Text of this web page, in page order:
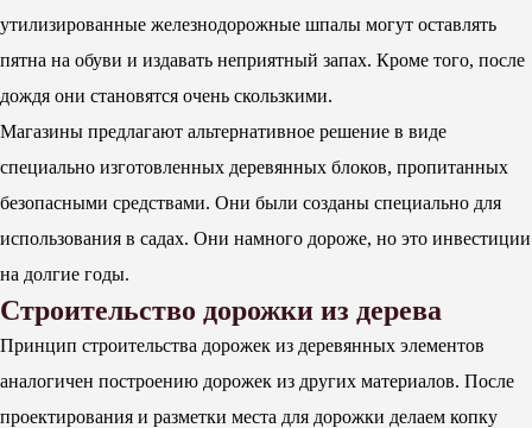
утилизированные железнодорожные шпалы могут оставлять
пятна на обуви и издавать неприятный запах. Кроме того, после
дождя они становятся очень скользкими.
Магазины предлагают альтернативное решение в виде
специально изготовленных деревянных блоков, пропитанных
безопасными средствами. Они были созданы специально для
использования в садах. Они намного дороже, но это инвестиции
на долгие годы.
Строительство дорожки из дерева
Принцип строительства дорожек из деревянных элементов
аналогичен построению дорожек из других материалов. После
проектирования и разметки места для дорожки делаем копку